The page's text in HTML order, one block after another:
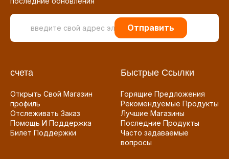
Отправить
счета
Открыть Свой Магазин
профиль
Отслеживать Заказ
Помощь И Поддержка
Билет Поддержки
Быстрые Ссылки
Горящие Предложения
Рекомендуемые Продукты
Лучшие Магазины
Последние Продукты
Часто задаваемые
вопросы